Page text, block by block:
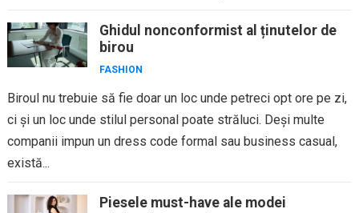
Ghidul nonconformist al ținutelor de
birou
FASHION
Biroul nu trebuie să fie doar un loc unde petreci opt ore pe zi,
ci și un loc unde stilul personal poate străluci. Deși multe
companii impun un dress code formal sau business casual,
există...
Piesele must-have ale modei